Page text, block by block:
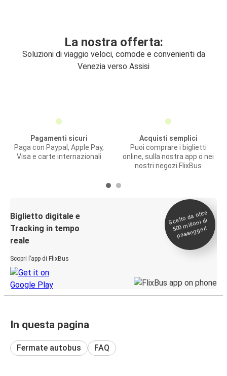
La nostra offerta:
Soluzioni di viaggio veloci, comode e convenienti da
Venezia verso Assisi
Pagamenti sicuri
Paga con Paypal, Apple Pay,
Visa e carte internazionali
Acquisti semplici
Puoi comprare i biglietti
online, sulla nostra app o nei
nostri negozi FlixBus
Biglietto digitale e
Tracking in tempo
reale
Scopri l’app di FlixBus
Scelto da oltre
500
milioni di
passeggeri
In questa pagina
Fermate autobus FAQ